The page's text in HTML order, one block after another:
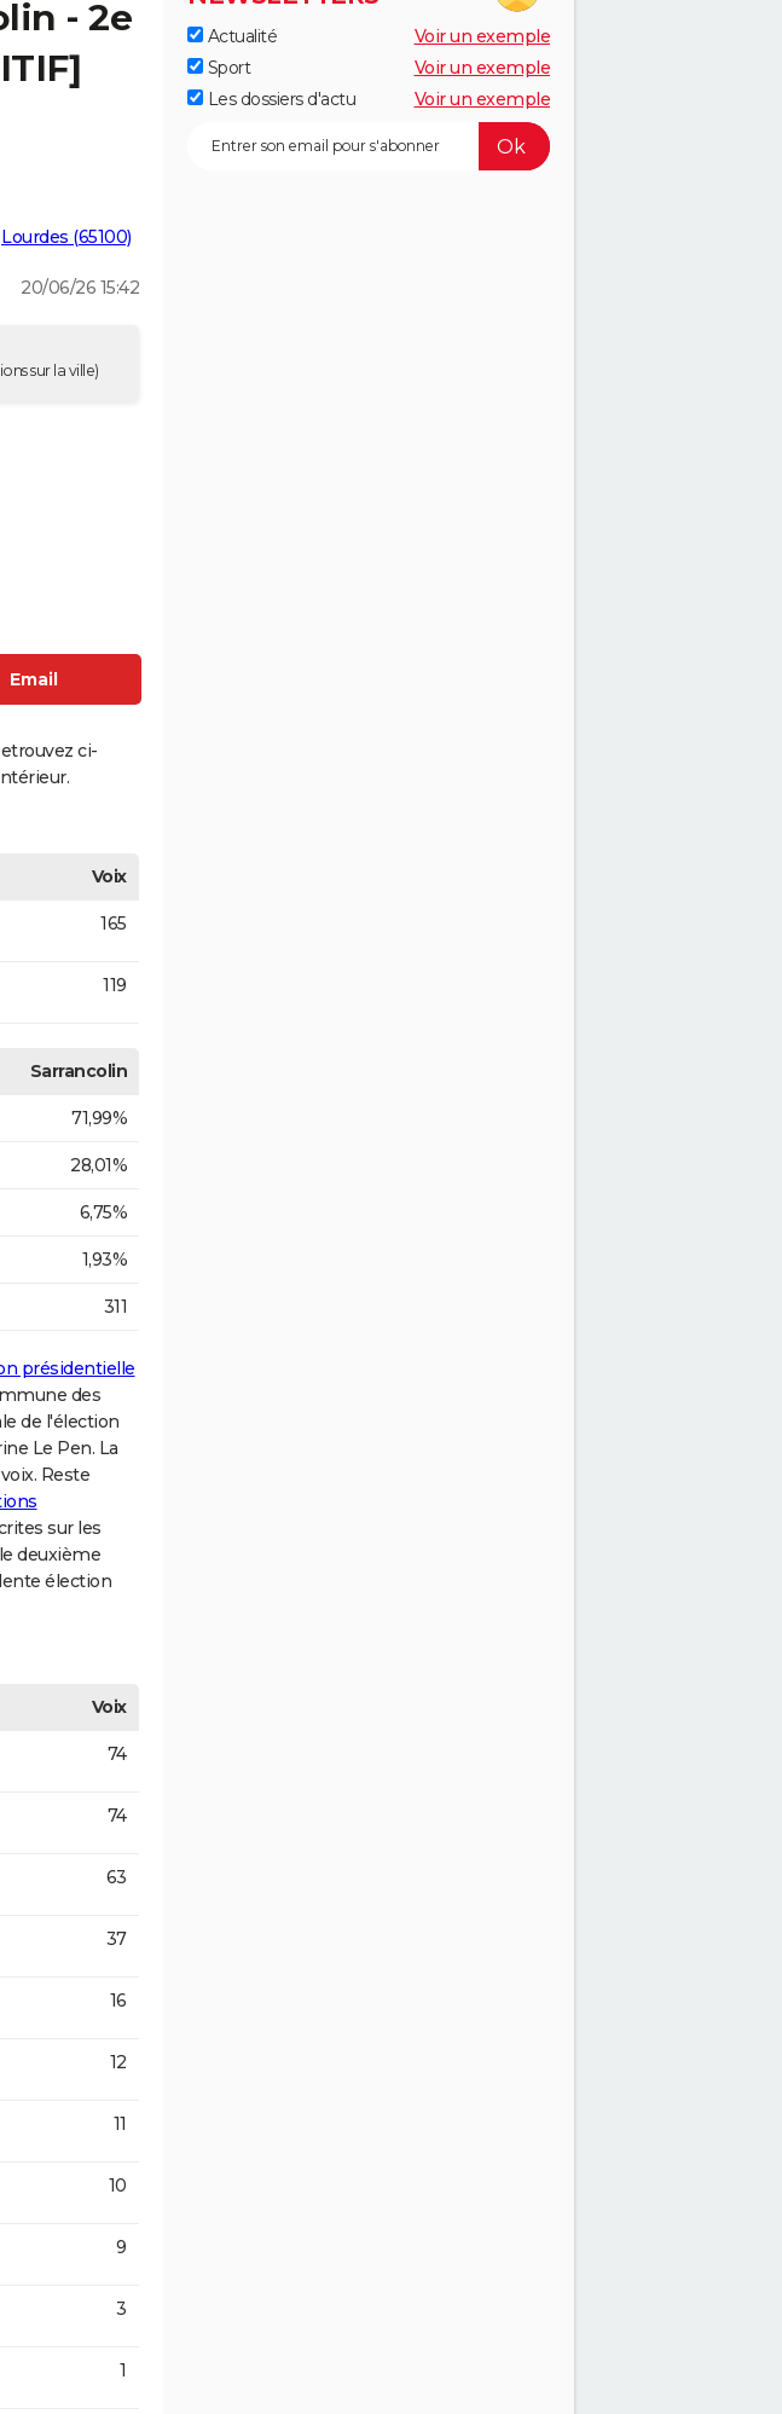
- 2e
Lourdes (65100)
20/06/26 15:42
sur la ville)
Email
ci-
Voix
165
119
Sarrancolin
71,99%
28,01%
6,75%
1,93%
311
présidentielle
des
de l'élection
Le Pen. La
Reste
sur les
deuxième
élection
Voix
74
74
63
37
16
12
11
10
9
3
1
Actualité
Voir un exemple
Sport
Voir un exemple
Les dossiers d'actu
Voir un exemple